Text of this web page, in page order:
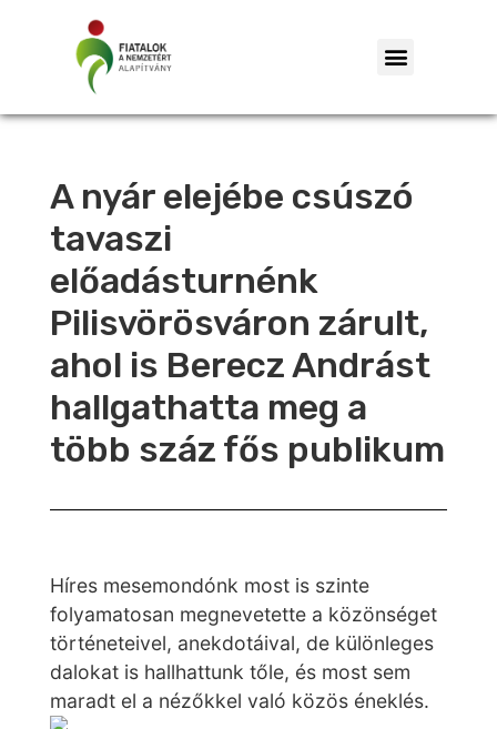
A nyár elejébe csúszó
tavaszi
előadásturnénk
Pilisvörösváron zárult,
ahol is Berecz Andrást
hallgathatta meg a
több száz fős publikum
Híres mesemondónk most is szinte
folyamatosan megnevetette a közönséget
történeteivel, anekdotáival, de különleges
dalokat is hallhattunk tőle, és most sem
maradt el a nézőkkel való közös éneklés.